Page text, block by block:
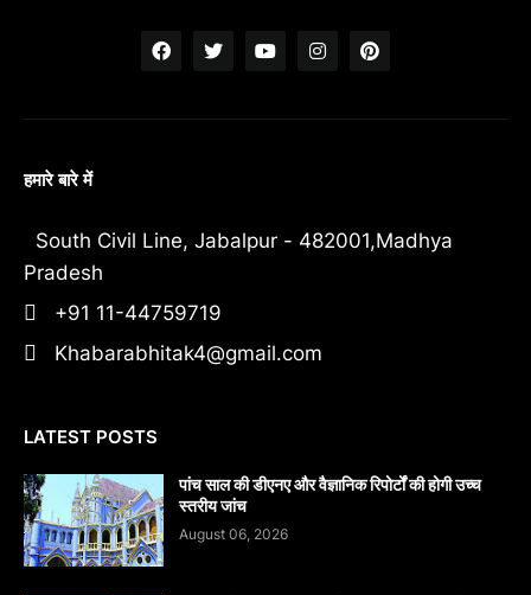
हमारे बारे में
South Civil Line, Jabalpur - 482001,Madhya
Pradesh
+91 11-44759719
Khabarabhitak4@gmail.com
LATEST POSTS
पांच साल की डीएनए और वैज्ञानिक रिपोर्टों की होगी उच्च
स्तरीय जांच
August 06, 2026